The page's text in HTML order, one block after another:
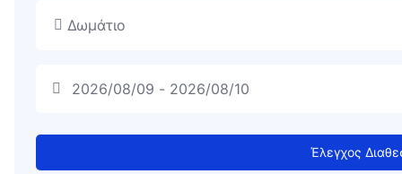
Δωμάτιο
Έλεγχος